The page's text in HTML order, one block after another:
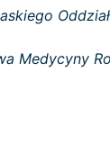
Medycyny